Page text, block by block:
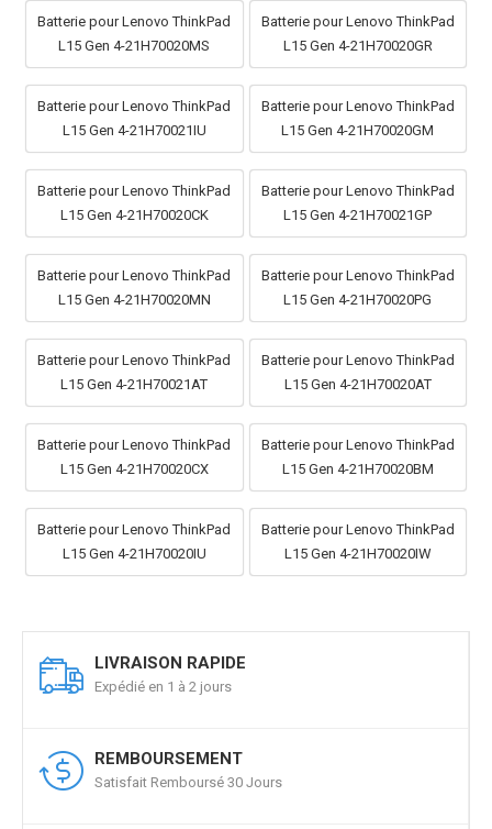
Batterie pour Lenovo ThinkPad
L15 Gen 4-21H70020MS
Batterie pour Lenovo ThinkPad
L15 Gen 4-21H70020GR
Batterie pour Lenovo ThinkPad
L15 Gen 4-21H70021IU
Batterie pour Lenovo ThinkPad
L15 Gen 4-21H70020GM
Batterie pour Lenovo ThinkPad
L15 Gen 4-21H70020CK
Batterie pour Lenovo ThinkPad
L15 Gen 4-21H70021GP
Batterie pour Lenovo ThinkPad
L15 Gen 4-21H70020MN
Batterie pour Lenovo ThinkPad
L15 Gen 4-21H70020PG
Batterie pour Lenovo ThinkPad
L15 Gen 4-21H70021AT
Batterie pour Lenovo ThinkPad
L15 Gen 4-21H70020AT
Batterie pour Lenovo ThinkPad
L15 Gen 4-21H70020CX
Batterie pour Lenovo ThinkPad
L15 Gen 4-21H70020BM
Batterie pour Lenovo ThinkPad
L15 Gen 4-21H70020IU
Batterie pour Lenovo ThinkPad
L15 Gen 4-21H70020IW
LIVRAISON RAPIDE
Expédié en 1 à 2 jours
REMBOURSEMENT
Satisfait Remboursé 30 Jours